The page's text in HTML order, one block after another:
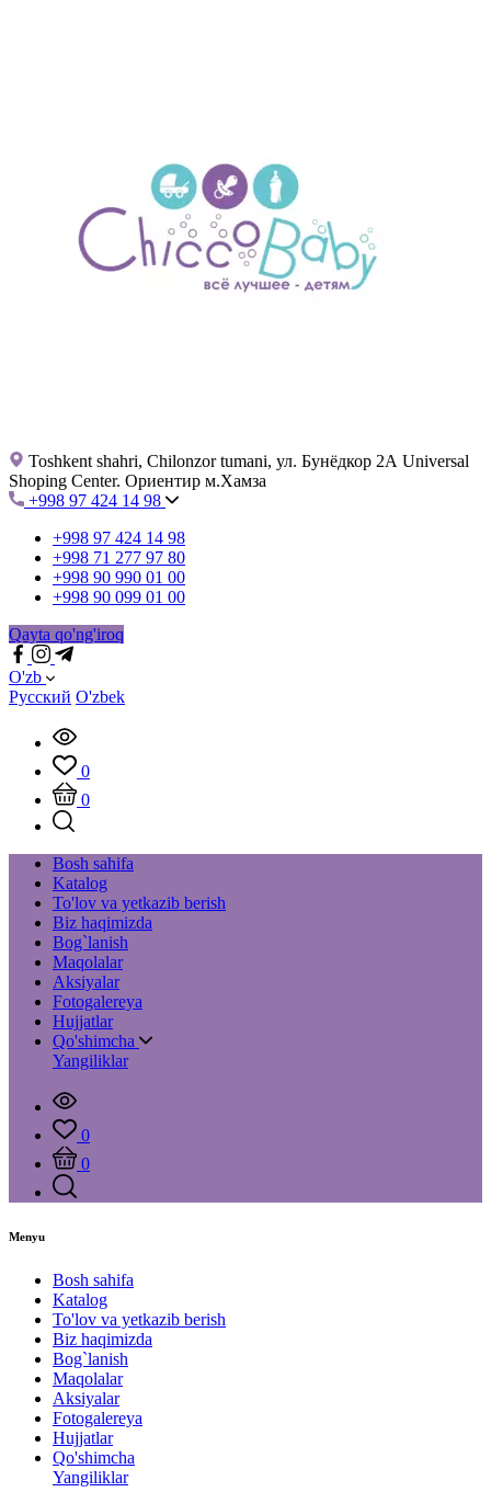
Toshkent shahri, Chilonzor tumani, ул. Бунёдкор 2А Universal
Shoping Center. Ориентир м.Хамза
+998 97 424 14 98
+998 97 424 14 98
+998 71 277 97 80
+998 90 990 01 00
+998 90 099 01 00
Qayta qo'ng'iroq
O'zb
Русский O'zbek
0
0
Bosh sahifa
Katalog
To'lov va yetkazib berish
Biz haqimizda
Bog`lanish
Maqolalar
Aksiyalar
Fotogalereya
Hujjatlar
Qo'shimcha
Yangiliklar
0
0
Menyu
Bosh sahifa
Katalog
To'lov va yetkazib berish
Biz haqimizda
Bog`lanish
Maqolalar
Aksiyalar
Fotogalereya
Hujjatlar
Qo'shimcha
Yangiliklar